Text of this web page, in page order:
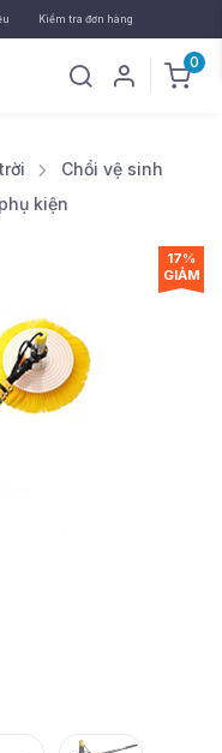
Kiểm tra đơn hàng
0
Chổi vệ sinh
kiện
17%
GIẢM